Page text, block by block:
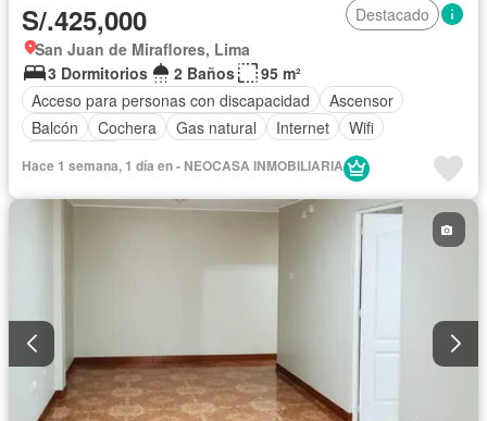
S/.425,000
Destacado
San Juan de Miraflores, Lima
3 Dormitorios
2 Baños
95 m²
Acceso para personas con discapacidad
Ascensor
Balcón
Cochera Gas natural Internet
Wifi
Hace 1 semana, 1 día en - NEOCASA INMOBILIARIA